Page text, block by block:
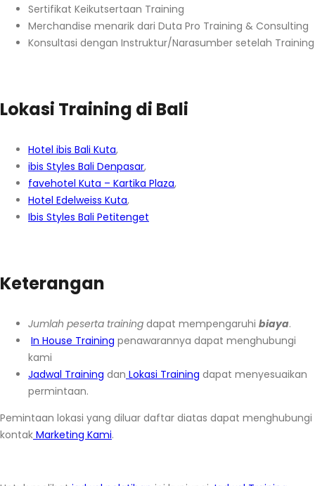
Sertifikat Keikutsertaan Training
Merchandise menarik dari Duta Pro Training & Consulting
Konsultasi dengan Instruktur/Narasumber setelah Training
Lokasi Training di Bali
Hotel ibis Bali Kuta,
ibis Styles Bali Denpasar,
favehotel Kuta – Kartika Plaza,
Hotel Edelweiss Kuta,
Ibis Styles Bali Petitenget
Keterangan
Jumlah peserta training dapat mempengaruhi biaya.
In House Training penawarannya dapat menghubungi
kami
Jadwal Training dan Lokasi Training dapat menyesuaikan
permintaan.
Pemintaan lokasi yang diluar daftar diatas dapat menghubungi
kontak Marketing Kami.